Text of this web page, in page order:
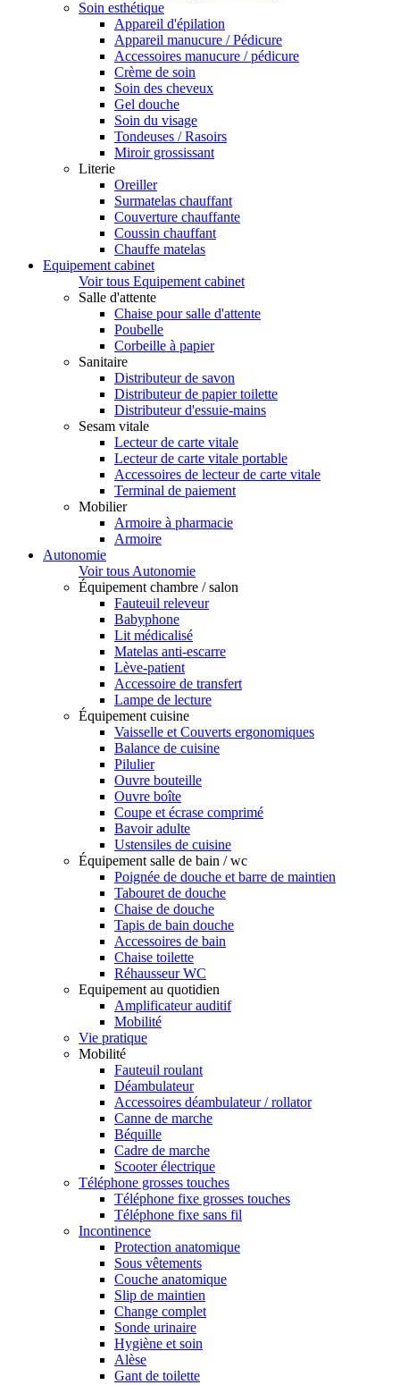
Soin esthétique
Appareil d'épilation
Appareil manucure / Pédicure
Accessoires manucure / pédicure
Crème de soin
Soin des cheveux
Gel douche
Soin du visage
Tondeuses / Rasoirs
Miroir grossissant
Literie
Oreiller
Surmatelas chauffant
Couverture chauffante
Coussin chauffant
Chauffe matelas
Equipement cabinet
Voir tous Equipement cabinet
Salle d'attente
Chaise pour salle d'attente
Poubelle
Corbeille à papier
Sanitaire
Distributeur de savon
Distributeur de papier toilette
Distributeur d'essuie-mains
Sesam vitale
Lecteur de carte vitale
Lecteur de carte vitale portable
Accessoires de lecteur de carte vitale
Terminal de paiement
Mobilier
Armoire à pharmacie
Armoire
Autonomie
Voir tous Autonomie
Équipement chambre / salon
Fauteuil releveur
Babyphone
Lit médicalisé
Matelas anti-escarre
Lève-patient
Accessoire de transfert
Lampe de lecture
Équipement cuisine
Vaisselle et Couverts ergonomiques
Balance de cuisine
Pilulier
Ouvre bouteille
Ouvre boîte
Coupe et écrase comprimé
Bavoir adulte
Ustensiles de cuisine
Équipement salle de bain / wc
Poignée de douche et barre de maintien
Tabouret de douche
Chaise de douche
Tapis de bain douche
Accessoires de bain
Chaise toilette
Réhausseur WC
Equipement au quotidien
Amplificateur auditif
Mobilité
Vie pratique
Mobilité
Fauteuil roulant
Déambulateur
Accessoires déambulateur / rollator
Canne de marche
Béquille
Cadre de marche
Scooter électrique
Téléphone grosses touches
Téléphone fixe grosses touches
Téléphone fixe sans fil
Incontinence
Protection anatomique
Sous vêtements
Couche anatomique
Slip de maintien
Change complet
Sonde urinaire
Hygiène et soin
Alèse
Gant de toilette